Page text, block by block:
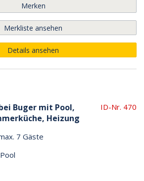
Merken
Merkliste ansehen
Details ansehen
Buger mit Pool,
Heizung
ID-Nr. 470
7 Gäste